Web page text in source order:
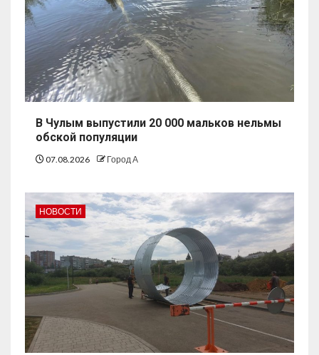
В Чулым выпустили 20 000 мальков нельмы
обской популяции
07.08.2026 Город А
НОВОСТИ